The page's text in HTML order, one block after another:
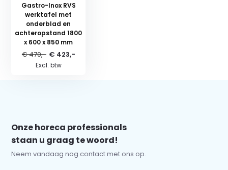
Gastro-Inox RVS
werktafel met
onderblad en
achteropstand 1800
x 600 x 850 mm
€ 470,- € 423,-
Excl. btw
Onze horeca professionals
staan u graag te woord!
Neem vandaag nog contact met ons op.